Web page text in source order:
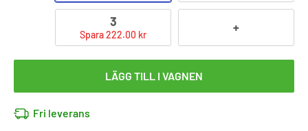
3
Spara 222.00 kr +
LÄGG TILL I VAGNEN
Fri leverans